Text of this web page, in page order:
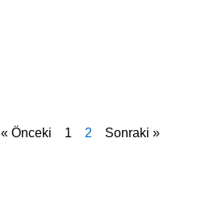
« Önceki 1 2 Sonraki »